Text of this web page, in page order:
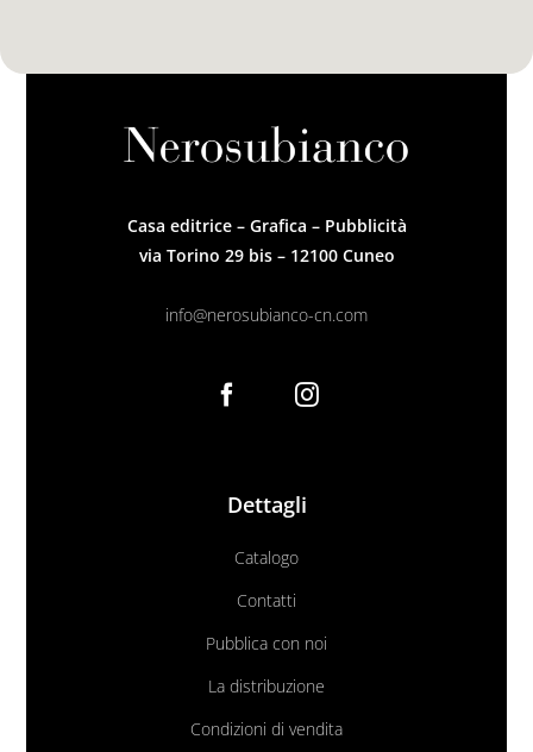
Casa editrice – Grafica – Pubblicità
via Torino 29 bis – 12100 Cuneo
info@nerosubianco-cn.com
Dettagli
Catalogo
Contatti
Pubblica con noi
La distribuzione
Condizioni di vendita